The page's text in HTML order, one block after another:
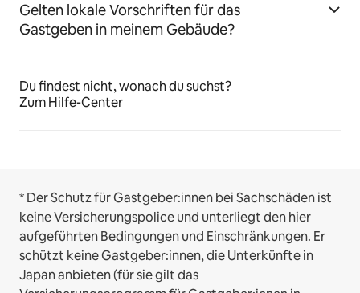
Gelten lokale Vorschriften für das
Gastgeben in meinem Gebäude?
Du findest nicht, wonach du suchst?
Zum Hilfe-Center
* Der Schutz für Gastgeber:innen bei Sachschäden ist
keine Versicherungspolice und unterliegt den hier
aufgeführtenBedingungen und Einschränkungen. Er
schützt keine Gastgeber:innen, die Unterkünfte in
Japan anbieten (für sie gilt das